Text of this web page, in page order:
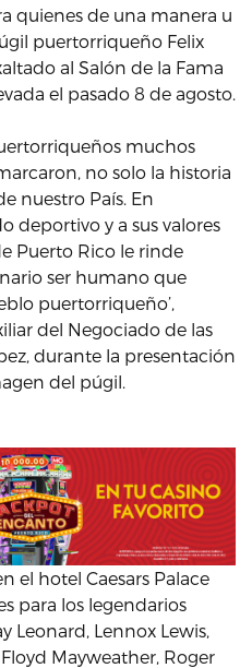
quienes de una manera u
puertorriqueño Felix
al Salón de la Fama
el pasado 8 de agosto.
muchos
no solo la historia
nuestro País. En
deportivo y a sus valores
Puerto Rico le rinde
ser humano que
puertorriqueño’,
del Negociado de las
durante la presentación
del púgil.
el hotel Caesars Palace
para los legendarios
Leonard, Lennox Lewis,
Floyd Mayweather, Roger